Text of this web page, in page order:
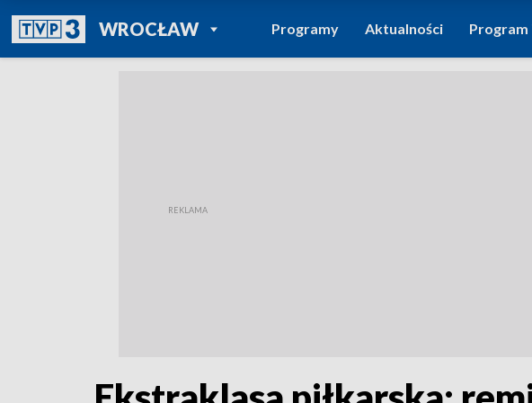
WROCŁAWPOWRÓT DO
TVP REGIONY
Programy Aktualności Program